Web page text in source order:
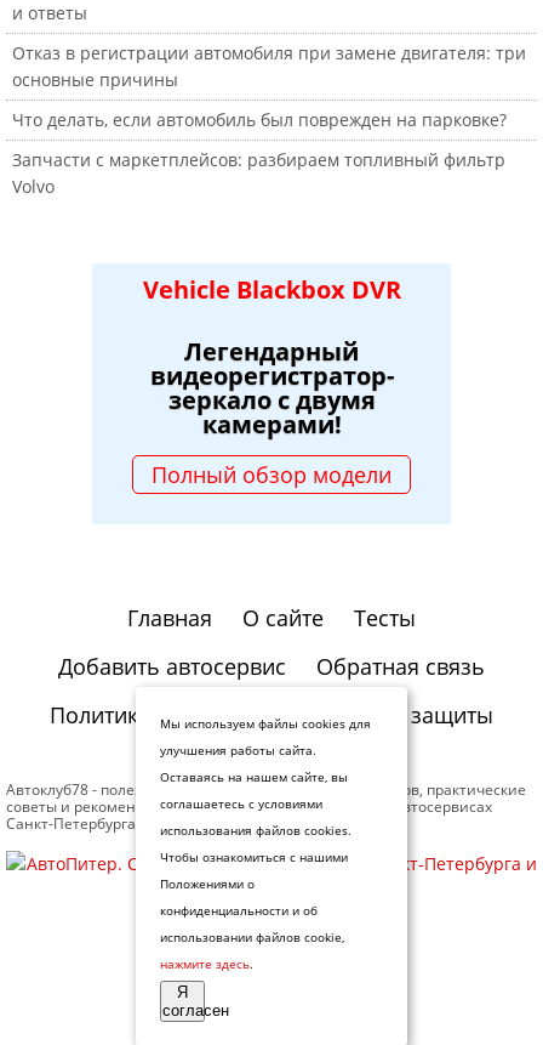
и ответы
Отказ в регистрации автомобиля при замене двигателя: три
основные причины
Что делать, если автомобиль был поврежден на парковке?
Запчасти с маркетплейсов: разбираем топливный фильтр
Volvo
Vehicle Blackbox DVR
Легендарный
видеорегистратор-
зеркало с двумя
камерами!
Полный обзор модели
Главная О сайте
Тесты
Добавить автосервис
Обратная связь
Политика конфиденциальности и защиты
информации
Автоклуб78 - полезная информация для автомобилистов, практические
советы и рекомендации профессионалов. Отзывы об автосервисах
Санкт-Петербурга.
Мы используем файлы cookies для
улучшения работы сайта.
Оставаясь на нашем сайте, вы
соглашаетесь с условиями
использования файлов cookies.
Чтобы ознакомиться с нашими
Положениями о
конфиденциальности и об
использовании файлов cookie,
нажмите здесь.
Я
согласен